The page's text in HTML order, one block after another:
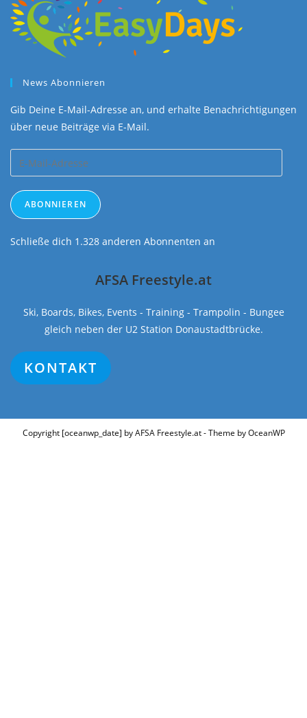
News Abonnieren
Gib Deine E-Mail-Adresse an, und erhalte Benachrichtigungen
über neue Beiträge via E-Mail.
Mail-
Adresse
ABONNIEREN
Schließe dich 1.328 anderen Abonnenten an
AFSA Freestyle.at
Ski, Boards, Bikes, Events - Training - Trampolin - Bungee
gleich neben der U2 Station Donaustadtbrücke.
KONTAKT
Copyright [oceanwp_date] by AFSA Freestyle.at - Theme by OceanWP